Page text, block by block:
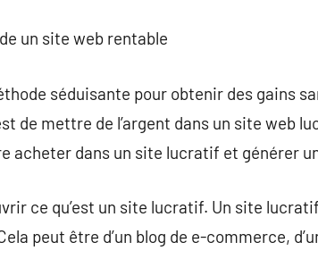
un site web rentable
séduisante pour obtenir des gains
de mettre de l’argent dans un site web
acheter dans un site lucratif et générer
ce qu’est un site lucratif. Un site
peut être d’un blog de e-commerce,